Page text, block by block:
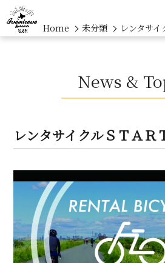
Home 未分類 レンタサ
News &
レンタサイクルＳＴＡＲ